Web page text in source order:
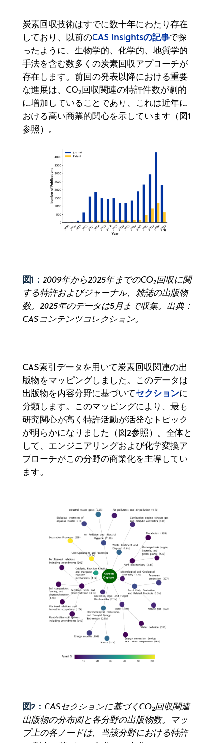
炭素回収技術はすでに数十年にわたり存在
しており、以前のCAS Insightsの記事で探
ったように、生物学的、化学的、地質学的
手法を含む数多くの炭素回収アプローチが
存在します。前回の発表以降における重要
な進展は、CO2回収関連の特許件数が劇的
に増加していることであり、これは近年に
おける高い商業的関心を示しています（図1
参照）。‍
図1： 2009年から2025年までのCO2回収に関
する特許およびジャーナル、雑誌の出版物
数。2025年のデータは5月まで収集。出典：
CASコンテンツコレクション。
CAS索引データを用いて炭素回収関連の出
版物をマッピングしました。このデータは
出版物を内容分野に基づいてセクションに
分類します。このマッピングにより、最も
研究関心が高く特許活動が活発なトピック
が明らかになりました（図2参照）。全体と
して、エンジニアリングおよび化学変換ア
プローチがこの分野の商業化を主導してい
ます。
図2： CASセクションに基づくCO2回収関連
出版物の分布図と各分野の出版物数。マッ
プ上の各ノードは、当該分野における特許